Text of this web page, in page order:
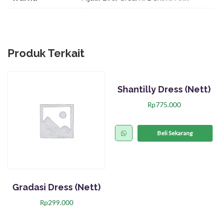
Produk Terkait
Gradasi Dress (Nett)
Rp299.000
Shantilly Dress (Nett)
Rp775.000
Beli Sekarang